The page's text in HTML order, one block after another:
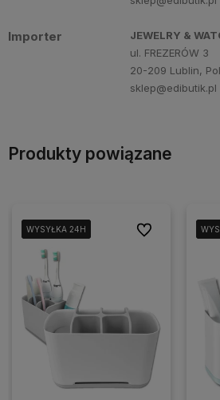
Importer
JEWELRY &
ul. FREZERÓW 3
20-209 Lublin,
sklep@edibutik.pl
Produkty powiązane
WYSYŁKA 24H
WYSYŁKA 24H
WYSYŁKA 24H Do ulubionych